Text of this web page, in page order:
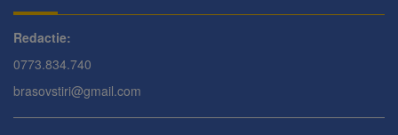
Redactie:
0773.834.740
brasovstiri@gmail.com